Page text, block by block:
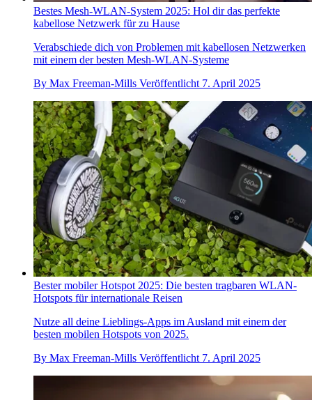
Bestes Mesh-WLAN-System 2025: Hol dir das perfekte
kabellose Netzwerk für zu Hause
Verabschiede dich von Problemen mit kabellosen Netzwerken
mit einem der besten Mesh-WLAN-Systeme
By Max Freeman-Mills Veröffentlicht 7. April 2025
Bester mobiler Hotspot 2025: Die besten tragbaren WLAN-
Hotspots für internationale Reisen
Nutze all deine Lieblings-Apps im Ausland mit einem der
besten mobilen Hotspots von 2025.
By Max Freeman-Mills Veröffentlicht 7. April 2025